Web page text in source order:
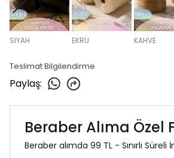
SİYAH EKRU KAHVE
Teslimat Bilgilendirme
Paylaş:
Beraber Alıma Özel
Beraber alımda 99 TL - Sınırlı Süreli